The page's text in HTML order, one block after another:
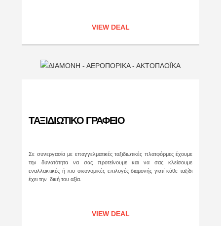
VIEW DEAL
ΤΑΞΙΔΙΩΤΙΚΟ ΓΡΑΦΕΙΟ
Σε συνεργασία με επαγγελματικές ταξιδιωτικές πλατφόρμες έχουμε
την δυνατότητα να σας προτείνουμε και να σας κλείσουμε
εναλλακτικές ή πιο οικονομικές επιλογές διαμονής γιατί κάθε ταξίδι
έχει την δική του αξία.
VIEW DEAL